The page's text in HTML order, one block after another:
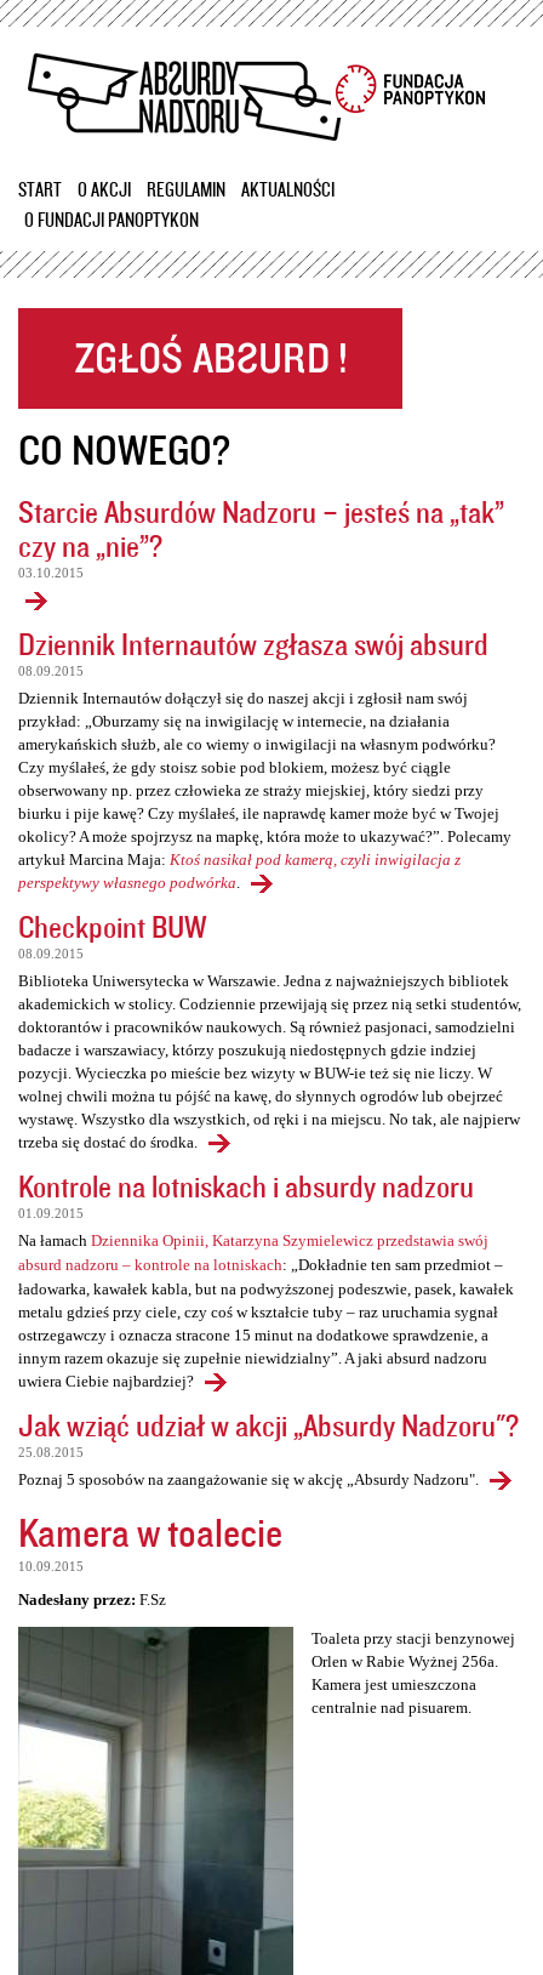
Przejdź
treści
START O AKCJI REGULAMIN
AKTUALNOŚCI
O FUNDACJI PANOPTYKON
CO NOWEGO?
Starcie Absurdów Nadzoru – jesteś na „tak”
czy na „nie”?
03.10.2015
Dziennik Internautów zgłasza swój absurd
08.09.2015
Dziennik Internautów dołączył się do naszej akcji i zgłosił nam swój
przykład: „Oburzamy się na inwigilację w internecie, na działania
amerykańskich służb, ale co wiemy o inwigilacji na własnym podwórku?
Czy myślałeś, że gdy stoisz sobie pod blokiem, możesz być ciągle
obserwowany np. przez człowieka ze straży miejskiej, który siedzi przy
biurku i pije kawę? Czy myślałeś, ile naprawdę kamer może być w Twojej
okolicy? A może spojrzysz na mapkę, która może to ukazywać?”. Polecamy
artykuł Marcina Maja: Ktoś nasikał pod kamerą, czyli inwigilacja z
perspektywy własnego podwórka
Checkpoint BUW
08.09.2015
Biblioteka Uniwersytecka w Warszawie. Jedna z najważniejszych bibliotek
akademickich w stolicy. Codziennie przewijają się przez nią setki studentów,
doktorantów i pracowników naukowych. Są również pasjonaci, samodzielni
badacze i warszawiacy, którzy poszukują niedostępnych gdzie indziej
pozycji. Wycieczka po mieście bez wizyty w BUW-ie też się nie liczy. W
wolnej chwili można tu pójść na kawę, do słynnych ogrodów lub obejrzeć
wystawę. Wszystko dla wszystkich, od ręki i na miejscu. No tak, ale najpierw
trzeba się dostać do środka.
Kontrole na lotniskach i absurdy nadzoru
01.09.2015
Na łamach Dziennika Opinii, Katarzyna Szymielewicz przedstawia swój
absurd nadzoru – kontrole na lotniskach: „Dokładnie ten sam przedmiot –
ładowarka, kawałek kabla, but na podwyższonej podeszwie, pasek, kawałek
metalu gdzieś przy ciele, czy coś w kształcie tuby – raz uruchamia sygnał
ostrzegawczy i oznacza stracone 15 minut na dodatkowe sprawdzenie, a
innym razem okazuje się zupełnie niewidzialny”. A jaki absurd nadzoru
uwiera Ciebie najbardziej?
Jak wziąć udział w akcji „Absurdy Nadzoru"?
25.08.2015
Poznaj 5 sposobów na zaangażowanie się w akcję „Absurdy Nadzoru".
Kamera w toalecie
10.09.2015
Nadesłany przez: F.Sz
Toaleta przy stacji benzynowej
Orlen w Rabie Wyżnej 256a.
Kamera jest umieszczona
centralnie nad pisuarem.